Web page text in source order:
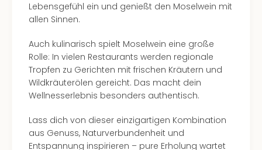
Lebensgefühl ein und genießt den Moselwein mit
allen Sinnen.
Auch kulinarisch spielt Moselwein eine große
Rolle: In vielen Restaurants werden regionale
Tropfen zu Gerichten mit frischen Kräutern und
Wildkräuterölen gereicht. Das macht dein
Wellnesserlebnis besonders authentisch.
Lass dich von dieser einzigartigen Kombination
aus Genuss, Naturverbundenheit und
Entspannung inspirieren – pure Erholung wartet